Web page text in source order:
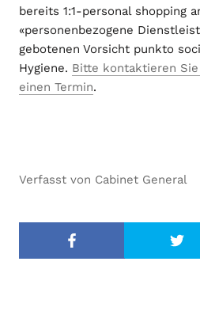
bereits 1:1-personal shopping
«personenbezogene
gebotenen Vorsicht punkto
Hygiene. Bitte kontaktieren
einen Termin.
Verfasst von Cabinet General